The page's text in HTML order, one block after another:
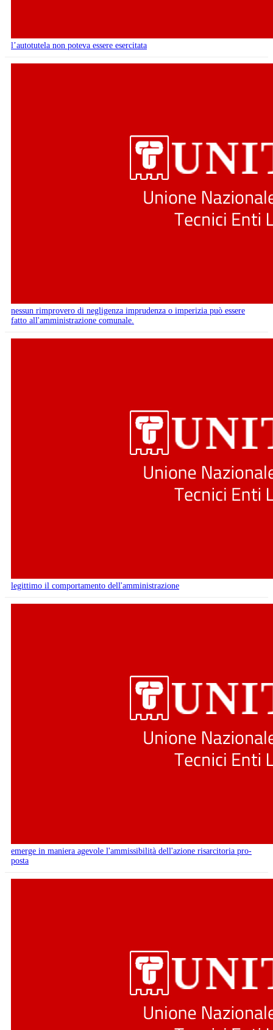
l’autotutela non poteva essere esercitata
nessun rimprovero di negligenza imprudenza o imperizia può essere
fatto all'amministrazione comunale.
legittimo il comportamento dell'amministrazione
emerge in maniera agevole l'ammissibilità dell'azione risarcitoria pro-
posta